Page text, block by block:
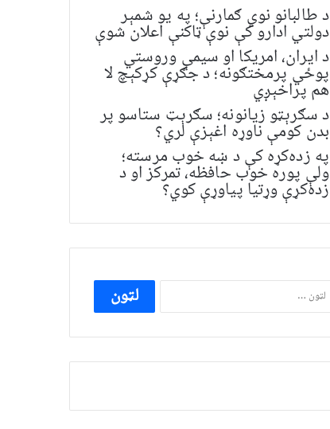
د طالبانو نوي ګمارنې؛ په یو شمېر
دولتي ادارو کې نوې ټاکنې اعلان شوې
د ایران، امریکا او سیمې وروستي
پوځي پرمختګونه؛ د جګړې کړکېچ لا
هم پراخېږي
د سګرېټو زیانونه؛ سګرېټ ستاسو پر
بدن کومې ناوړه اغېزې لري؟
په زده‌کړه کې د ښه خوب مرسته؛
ولې پوره خوب حافظه، تمرکز او د
زده‌کړې وړتیا پیاوړې کوي؟
ددی
لپاره
لټون: